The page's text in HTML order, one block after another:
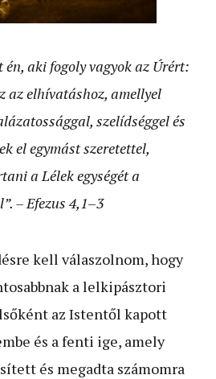
aki fogoly vagyok az Úrért:
az elhívatáshoz, amellyel
szelídséggel és
el egymást szeretettel,
a Lélek egységét a
– Efezus 4,1–3
kell válaszolnom, hogy
a lelkipásztori
az Istentől kapott
és a fenti ige, amely
és megadta számomra